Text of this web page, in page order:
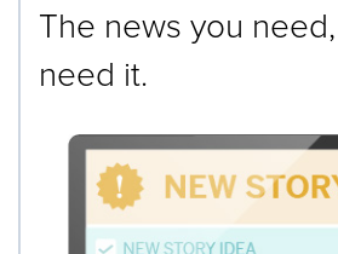
The news you
need it.